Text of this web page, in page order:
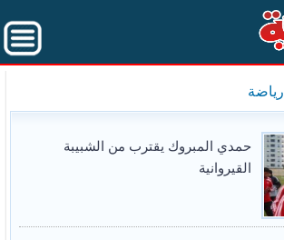
رياضة
حمدي المبروك يقترب من الشبيبة
القيروانية